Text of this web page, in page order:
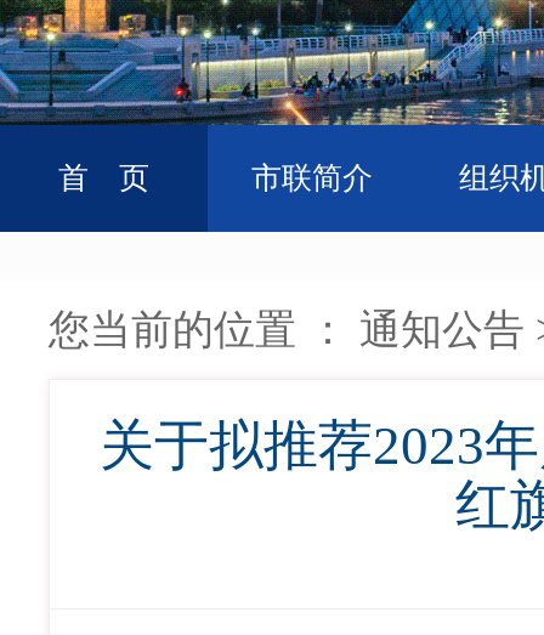
首 页 市联简介 组织
您当前的位置 ： 通知公告
关于拟推荐2023
红